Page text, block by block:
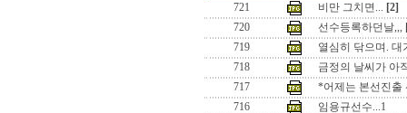
721 비만 그치면... [2]
720
선수등록하던날,,,
719
열심히 닦으며. 대
718
금정의 날씨가 아
717
*어제는 본선진출
716
임용규선수...1